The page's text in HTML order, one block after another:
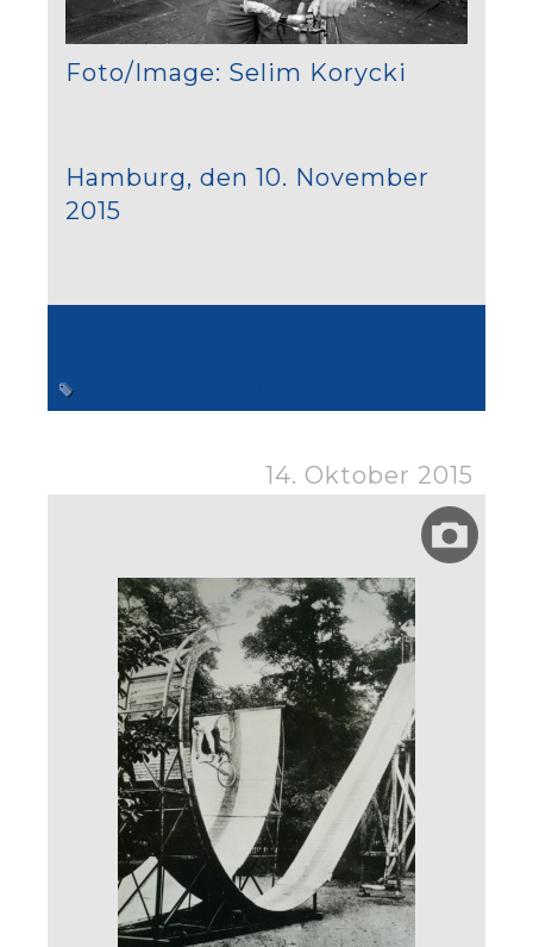
Foto/Image: Selim Korycki
Hamburg, den 10. November
2015
14. Oktober 2015